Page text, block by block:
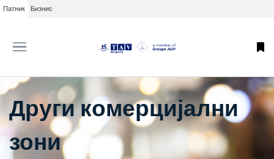
Патник Бизнис
Други комерцијални
зони